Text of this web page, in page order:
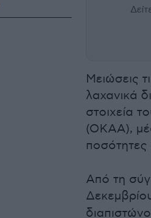
Μειώσεις
λαχανικά
στοιχεία
(ΟΚΑΑ),
ποσότητες
Από τη